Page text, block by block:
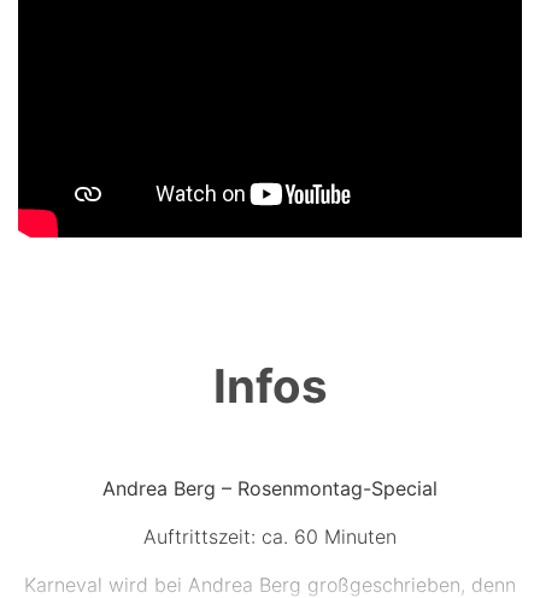
Infos
Andrea Berg – Rosenmontag-Special
Auftrittszeit: ca. 60 Minuten
Karneval wird bei Andrea Berg großgeschrieben, denn